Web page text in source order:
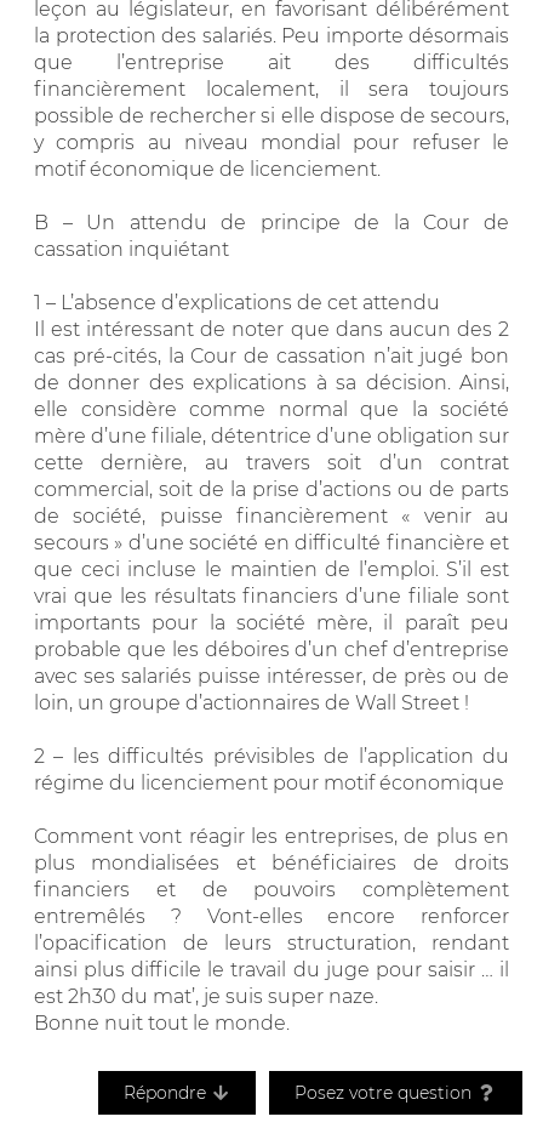
leçon au législateur, en favorisant délibérément
la protection des salariés. Peu importe désormais
que l’entreprise ait des difficultés
financièrement localement, il sera toujours
possible de rechercher si elle dispose de secours,
y compris au niveau mondial pour refuser le
motif économique de licenciement.
B – Un attendu de principe de la Cour de
cassation inquiétant
1 – L’absence d’explications de cet attendu
Il est intéressant de noter que dans aucun des 2
cas pré-cités, la Cour de cassation n’ait jugé bon
de donner des explications à sa décision. Ainsi,
elle considère comme normal que la société
mère d’une filiale, détentrice d’une obligation sur
cette dernière, au travers soit d’un contrat
commercial, soit de la prise d’actions ou de parts
de société, puisse financièrement « venir au
secours » d’une société en difficulté financière et
que ceci incluse le maintien de l’emploi. S’il est
vrai que les résultats financiers d’une filiale sont
importants pour la société mère, il paraît peu
probable que les déboires d’un chef d’entreprise
avec ses salariés puisse intéresser, de près ou de
loin, un groupe d’actionnaires de Wall Street !
2 – les difficultés prévisibles de l’application du
régime du licenciement pour motif économique
Comment vont réagir les entreprises, de plus en
plus mondialisées et bénéficiaires de droits
financiers et de pouvoirs complètement
entremêlés ? Vont-elles encore renforcer
l’opacification de leurs structuration, rendant
ainsi plus difficile le travail du juge pour saisir … il
est 2h30 du mat’, je suis super naze.
Bonne nuit tout le monde.
Répondre Posez votre question